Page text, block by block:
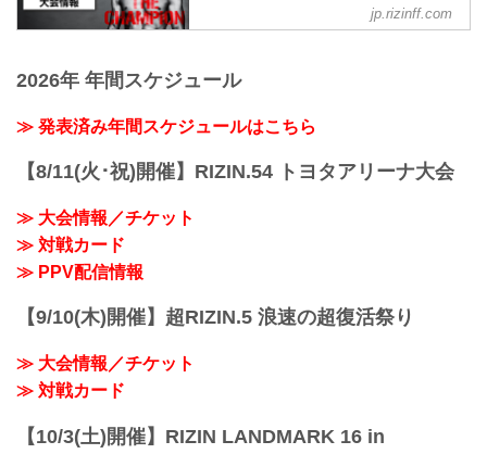
日時
開始
19:00〜20:00頃
※試合内容、イベント進行によって終了
!1m18!1m12!1m3!1d3249.958551664571!
2d139.62652771477258!3d35.4558205499
jp.rizinff.com
2026年 年間スケジュール
≫ 発表済み年間スケジュールはこちら
【8/11(火･祝)開催】RIZIN.54 トヨタアリーナ大会
≫ 大会情報／チケット
≫ 対戦カード
≫ PPV配信情報
【9/10(木)開催】超RIZIN.5 浪速の超復活祭り
≫ 大会情報／チケット
≫ 対戦カード
【10/3(土)開催】RIZIN LANDMARK 16 in